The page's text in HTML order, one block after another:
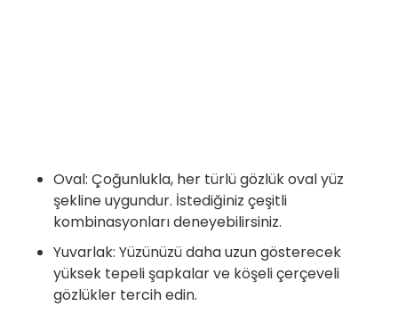
Oval: Çoğunlukla, her türlü gözlük oval yüz
şekline uygundur. İstediğiniz çeşitli
kombinasyonları deneyebilirsiniz.
Yuvarlak: Yüzünüzü daha uzun gösterecek
yüksek tepeli şapkalar ve köşeli çerçeveli
gözlükler tercih edin.